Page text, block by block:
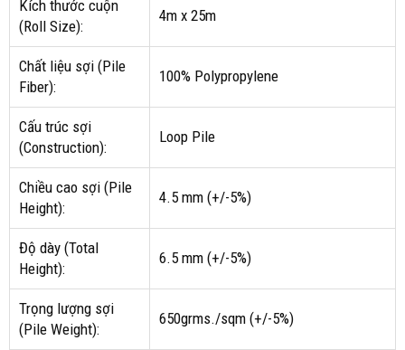
Kích thước cuộn
(Roll Size):
4m x 25m
Chất liệu sợi (Pile
Fiber):
100% Polypropylene
Cấu trúc sợi
(Construction):
Loop Pile
Chiều cao sợi (Pile
Height):
4.5 mm (+/-5%)
Độ dày (Total
Height):
6.5 mm (+/-5%)
Trọng lượng sợi
(Pile Weight):
650grms./sqm (+/-5%)